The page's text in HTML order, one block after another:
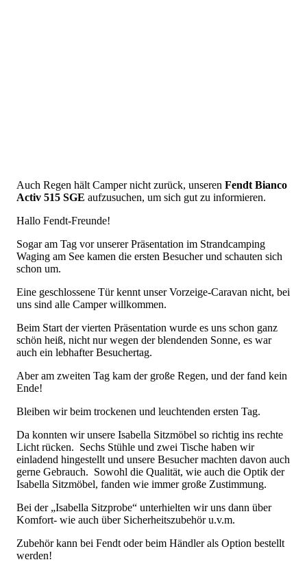
Auch Regen hält Camper nicht zurück, unseren Fendt Bianco
Activ 515 SGE aufzusuchen, um sich gut zu informieren.
Hallo Fendt-Freunde!
Sogar am Tag vor unserer Präsentation im Strandcamping
Waging am See kamen die ersten Besucher und schauten sich
schon um.
Eine geschlossene Tür kennt unser Vorzeige-Caravan nicht, bei
uns sind alle Camper willkommen.
Beim Start der vierten Präsentation wurde es uns schon ganz
schön heiß, nicht nur wegen der blendenden Sonne, es war
auch ein lebhafter Besuchertag.
Aber am zweiten Tag kam der große Regen, und der fand kein
Ende!
Bleiben wir beim trockenen und leuchtenden ersten Tag.
Da konnten wir unsere Isabella Sitzmöbel so richtig ins rechte
Licht rücken. Sechs Stühle und zwei Tische haben wir
einladend hingestellt und unsere Besucher machten davon auch
gerne Gebrauch. Sowohl die Qualität, wie auch die Optik der
Isabella Sitzmöbel, fanden wie immer große Zustimmung.
Bei der „Isabella Sitzprobe“ unterhielten wir uns dann über
Komfort- wie auch über Sicherheitszubehör u.v.m.
Zubehör kann bei Fendt oder beim Händler als Option bestellt
werden!